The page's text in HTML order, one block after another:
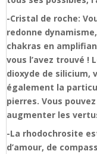
-Cristal de roche:
redonne
chakras en
vous l’avez trouvé !
dioxyde de silicium,
également la
pierres. Vous
augmenter les
-La rhodochrosite
d’amour, de